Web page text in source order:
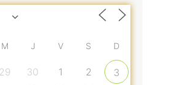
M J V S D
29 30 1 2 3